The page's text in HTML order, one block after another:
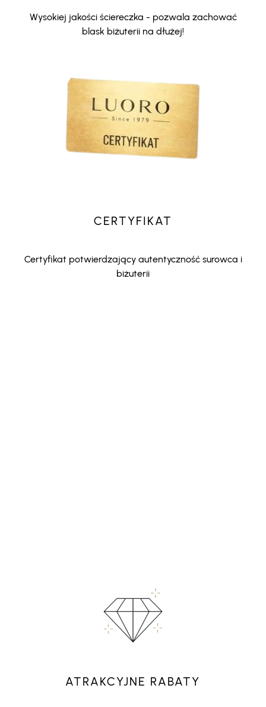
Wysokiej jakości ściereczka - pozwala zachować
blask biżuterii na dłużej!
CERTYFIKAT
Certyfikat potwierdzający autentyczność surowca i
biżuterii
ATRAKCYJNE RABATY